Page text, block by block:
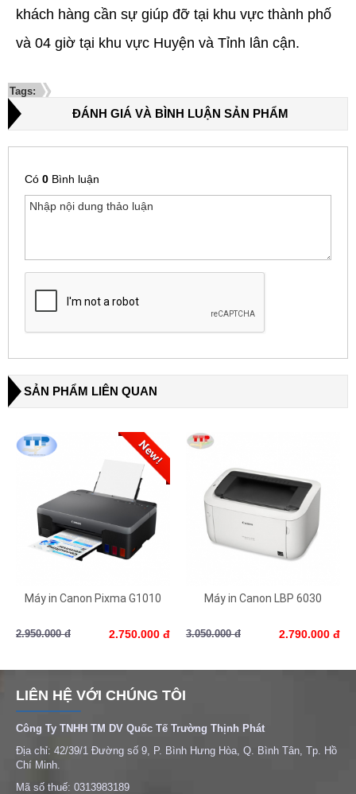
khách hàng cần sự giúp đỡ tại khu vực thành phố
và 04 giờ tại khu vực Huyện và Tỉnh lân cận.
Tags:
ĐÁNH GIÁ VÀ BÌNH LUẬN SẢN PHẨM
Có 0 Bình luận
SẢN PHẨM LIÊN QUAN
Máy in Canon Pixma G1010
2.950.000 đ 2.750.000 đ
Máy in Canon LBP 6030
3.050.000 đ 2.790.000 đ
LIÊN HỆ VỚI CHÚNG TÔI
Công Ty TNHH TM DV Quốc Tế Trường Thịnh Phát
Địa chỉ: 42/39/1 Đường số 9, P. Bình Hưng Hòa, Q. Bình Tân, Tp. Hồ
Chí Minh.
Mã số thuế: 0313983189